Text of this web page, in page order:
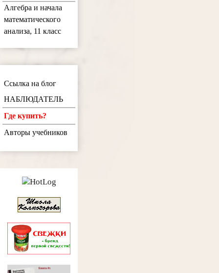
Алгебра и начала
математического
анализа, 11 класс
Ссылка на блог
НАБЛЮДАТЕЛЬ
Где купить?
Авторы учебников